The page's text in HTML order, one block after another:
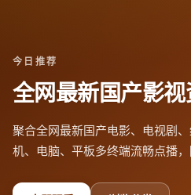
今日推荐
全网最新国产影
聚合全网最新国产电影、电视剧
机、电脑、平板多终端流畅点播，